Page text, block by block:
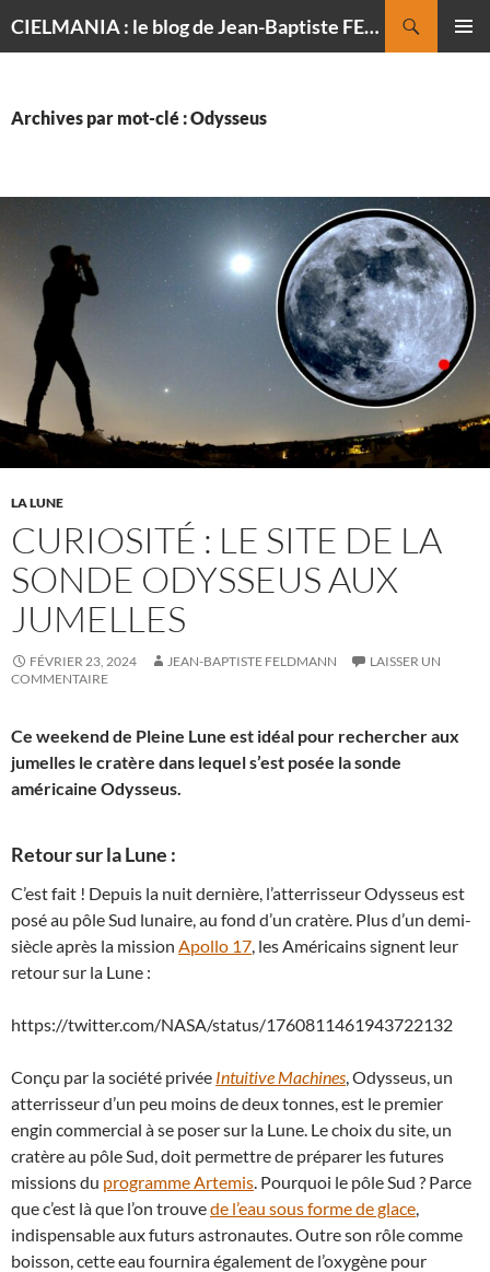
CIELMANIA : le blog de Jean-Baptiste FELDMANN, photographe du ciel
Archives par mot-clé : Odysseus
LA LUNE
CURIOSITÉ : LE SITE DE LA
SONDE ODYSSEUS AUX
JUMELLES
FÉVRIER 23, 2024 JEAN-BAPTISTE FELDMANN
LAISSER UN
COMMENTAIRE
Ce weekend de Pleine Lune est idéal pour rechercher aux
jumelles le cratère dans lequel s’est posée la sonde
américaine Odysseus.
Retour sur la Lune :
C’est fait ! Depuis la nuit dernière, l’atterrisseur Odysseus est
posé au pôle Sud lunaire, au fond d’un cratère. Plus d’un demi-
siècle après la mission Apollo 17, les Américains signent leur
retour sur la Lune :
https://twitter.com/NASA/status/1760811461943722132
Conçu par la société privée Intuitive Machines, Odysseus, un
atterrisseur d’un peu moins de deux tonnes, est le premier
engin commercial à se poser sur la Lune. Le choix du site, un
cratère au pôle Sud, doit permettre de préparer les futures
missions du programme Artemis. Pourquoi le pôle Sud ? Parce
que c’est là que l’on trouvede l’eau sous forme de glace,
indispensable aux futurs astronautes. Outre son rôle comme
boisson, cette eau fournira également de l’oxygène pour